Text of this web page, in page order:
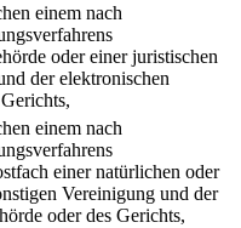
einem nach
oder einer juristischen
der elektronischen
einem nach
einer natürlichen oder
Vereinigung und der
oder des Gerichts,